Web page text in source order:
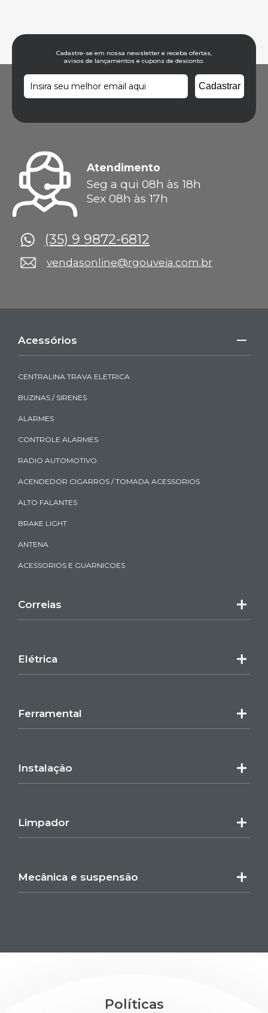
Cadastre-se em nossa newsletter e receba ofertas,
avisos de lançamentos e cupons de desconto.
Atendimento
Seg a qui 08h às 18h
Sex 08h às 17h
(35) 9 9872-6812
vendasonline@rgouveia.com.br
Acessórios
CENTRALINA TRAVA ELETRICA
BUZINAS / SIRENES
ALARMES
CONTROLE ALARMES
RADIO AUTOMOTIVO
ACENDEDOR CIGARROS / TOMADA ACESSORIOS
ALTO FALANTES
BRAKE LIGHT
ANTENA
ACESSORIOS E GUARNICOES
Correias
Elétrica
Ferramental
Instalação
Limpador
Mecânica e suspensão
Políticas